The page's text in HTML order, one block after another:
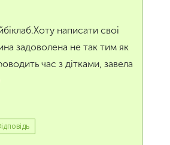
написати своі
задоволена не так тим як
час з дітками, завела